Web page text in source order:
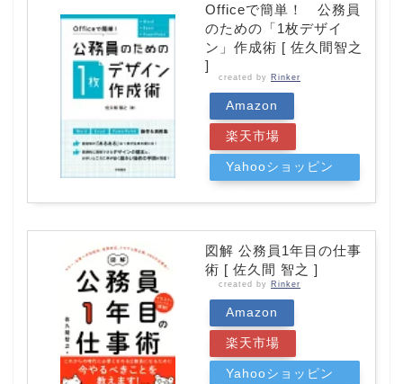
Officeで簡単！ 公務員
のための「1枚デザイ
ン」作成術 [ 佐久間智之
]
created by Rinker
Amazon
楽天市場
Yahooショッピン
図解 公務員1年目の仕事
術 [ 佐久間 智之 ]
created by Rinker
Amazon
楽天市場
Yahooショッピン